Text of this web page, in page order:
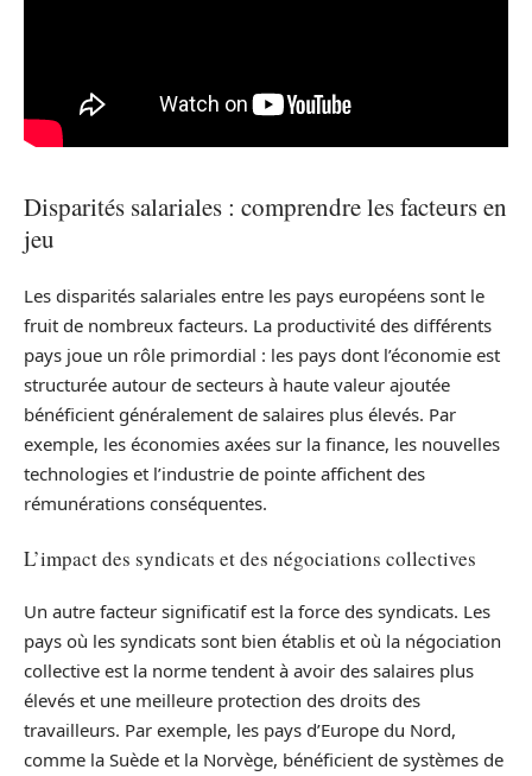
Disparités salariales : comprendre les facteurs en
jeu
Les disparités salariales entre les pays européens sont le
fruit de nombreux facteurs. La productivité des différents
pays joue un rôle primordial : les pays dont l’économie est
structurée autour de secteurs à haute valeur ajoutée
bénéficient généralement de salaires plus élevés. Par
exemple, les économies axées sur la finance, les nouvelles
technologies et l’industrie de pointe affichent des
rémunérations conséquentes.
L’impact des syndicats et des négociations collectives
Un autre facteur significatif est la force des syndicats. Les
pays où les syndicats sont bien établis et où la négociation
collective est la norme tendent à avoir des salaires plus
élevés et une meilleure protection des droits des
travailleurs. Par exemple, les pays d’Europe du Nord,
comme la Suède et la Norvège, bénéficient de systèmes de